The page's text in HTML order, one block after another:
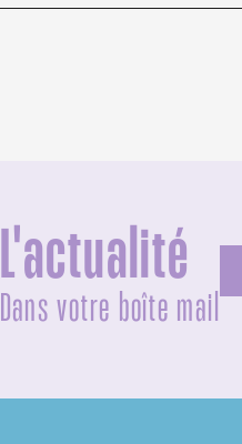
L'actualité
Dans votre boîte mail